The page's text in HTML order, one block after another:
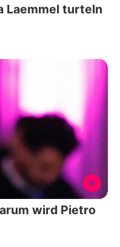
Laemmel turteln
wird Pietro